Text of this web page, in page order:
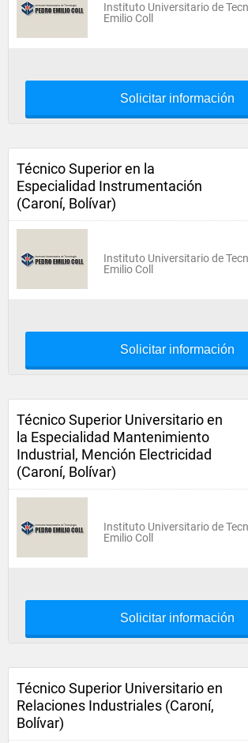
Instituto Universitario de
Emilio Coll
Solicitar información
Técnico Superior en la
Especialidad Instrumentación
(Caroní, Bolívar)
Instituto Universitario de
Emilio Coll
Solicitar información
Técnico Superior Universitario en
la Especialidad Mantenimiento
Industrial, Mención Electricidad
(Caroní, Bolívar)
Instituto Universitario de
Emilio Coll
Solicitar información
Técnico Superior Universitario en
Relaciones Industriales (Caroní,
Bolívar)